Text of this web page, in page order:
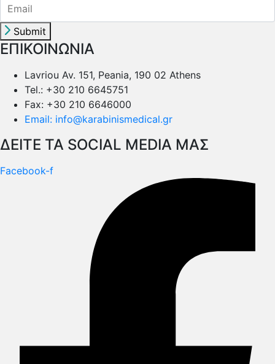
Submit
ΕΠΙΚΟΙΝΩΝΙΑ
Lavriou Av. 151, Peania, 190 02 Athens
Tel.: +30 210 6645751
Fax: +30 210 6646000
Email: info@karabinismedical.gr
ΔEITE TA SOCIAL MEDIA ΜΑΣ
Facebook-f